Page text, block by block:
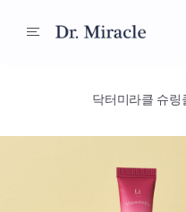
닥터미라클 슈링